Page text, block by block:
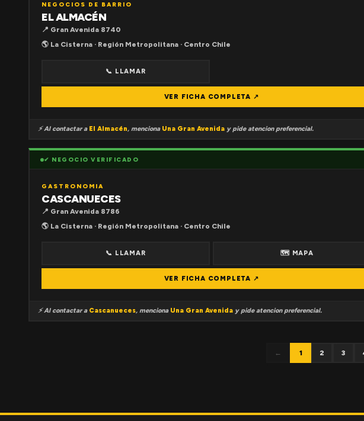
NEGOCIOS DE BARRIO
EL ALMACÉN
📍 Gran Avenida 8740
🌎 La Cisterna · Región Metropolitana · Centro Chile
📞 LLAMAR
VER FICHA COMPLETA ↗
⚡ Al contactar a El Almacén, menciona Una Gran Avenida y pide atencion preferencial.
✔ NEGOCIO VERIFICADO
GASTRONOMIA
CASCANUECES
📍 Gran Avenida 8786
🌎 La Cisterna · Región Metropolitana · Centro Chile
📞 LLAMAR 🗺 MAPA
VER FICHA COMPLETA ↗
⚡ Al contactar a Cascanueces, menciona Una Gran Avenida y pide atencion preferencial.
← 1 2 3